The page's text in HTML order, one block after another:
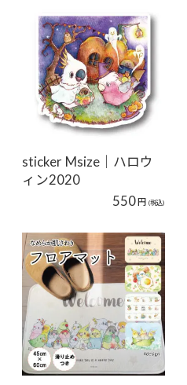
sticker Msize｜ハロウ
ィン2020
550円 (税込)